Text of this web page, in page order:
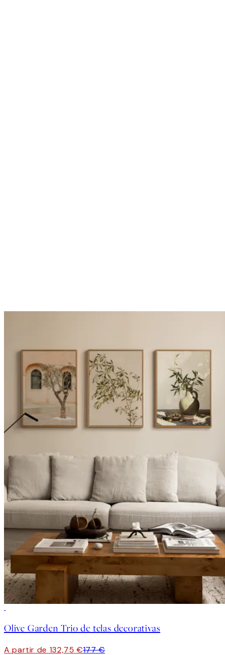
Olive Garden Trio de telas decorativas
A partir de 132,75 €177 €